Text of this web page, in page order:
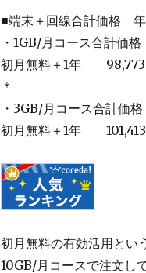
■端末＋回線合計価格
・1GB/月コース合計価
初月無料＋1年 98,773
＊
・3GB/月コース合計価
初月無料＋1年
初月無料の有効活用とい
10GB/月コースで注文し